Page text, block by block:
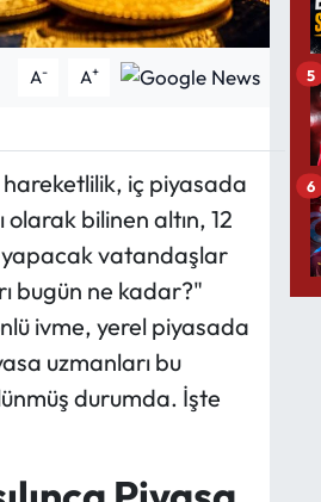
A- A+
iç piyasada
olarak bilinen altın, 12
yapacak vatandaşlar
bugün ne kadar?"
ivme, yerel piyasada
uzmanları bu
durumda. İşte
5
6